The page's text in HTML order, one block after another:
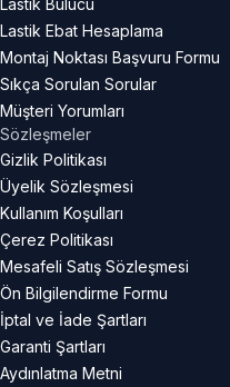
Lastik Bulucu
Lastik Ebat Hesaplama
Montaj Noktası Başvuru Formu
Sıkça Sorulan Sorular
Müşteri Yorumları
Sözleşmeler
Gizlik Politikası
Üyelik Sözleşmesi
Kullanım Koşulları
Çerez Politikası
Mesafeli Satış Sözleşmesi
Ön Bilgilendirme Formu
İptal ve İade Şartları
Garanti Şartları
Aydınlatma Metni